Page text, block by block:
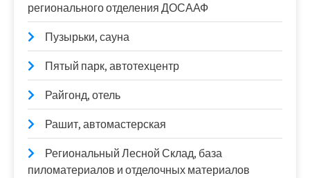
регионального отделения ДОСААФ
Пузырьки, сауна
Пятый парк, автотехцентр
Райгонд, отель
Рашит, автомастерская
Региональный Лесной Склад, база
пиломатериалов и отделочных материалов